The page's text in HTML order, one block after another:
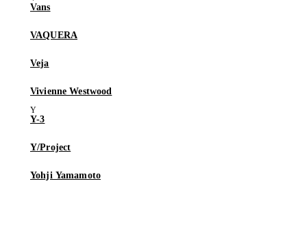
Vans
VAQUERA
Veja
Vivienne Westwood
Y-3
Y/Project
Yohji Yamamoto